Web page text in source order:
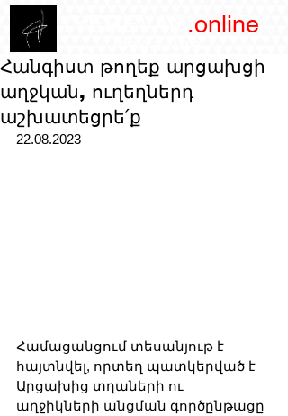
.online
Հանգիստ թողեք արցախցի
աղջկան, ուղեղներդ
աշխատեցրե՛ք
22.08.2023
Համացանցում տեսանյութ է
հայտնվել, որտեղ պատկերված է
Արցախից տղաների ու
աղջիկների անցման գործընթացը